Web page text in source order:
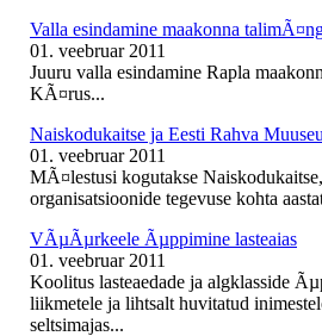
Valla esindamine maakonna
01. veebruar 2011
Juuru valla esindamine Rapla
KÃ¤rus...
Naiskodukaitse ja Eesti Rahva
01. veebruar 2011
MÃ¤lestusi kogutakse
organisatsioonide tegevuse kohta
VÃµÃµrkeele Ãµppimine lasteaias
01. veebruar 2011
Koolitus lasteaedade ja algklasside
liikmetele ja lihtsalt huvitatud
seltsimajas...